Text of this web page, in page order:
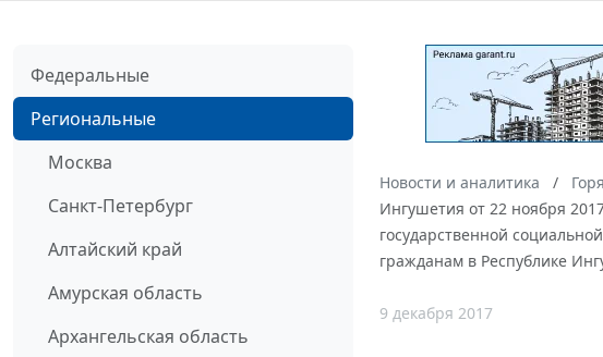
Федеральные
Региональные
Москва
Санкт-Петербург
Алтайский край
Амурская область
Архангельская область
Новости и аналитика
Ингушетия от 22 ноября
государственной
гражданам в Республике
9 декабря 2017